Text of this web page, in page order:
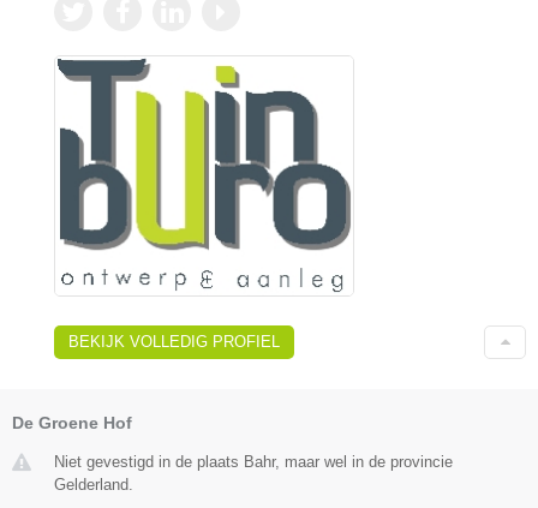
BEKIJK VOLLEDIG PROFIEL
De Groene Hof
Niet gevestigd in de plaats Bahr, maar wel in de provincie
Gelderland.